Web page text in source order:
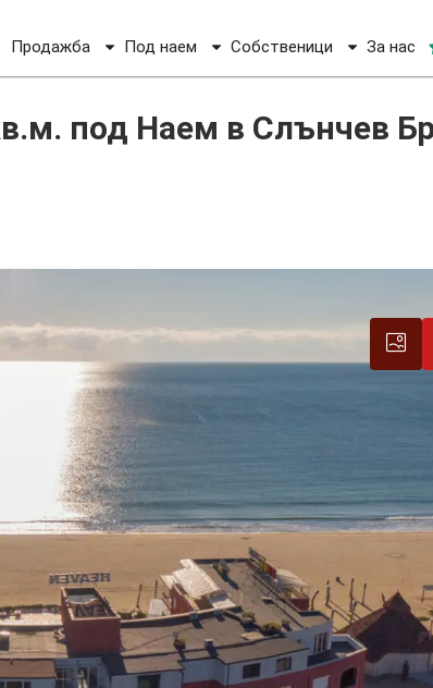
Продажба Под наем Собственици За нас
под Наем в Слънчев